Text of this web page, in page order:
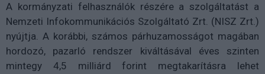
A kormányzati felhasználók részére a szolgáltatást a
Nemzeti Infokommunikációs Szolgáltató Zrt. (NISZ Zrt.)
nyújtja. A korábbi, számos párhuzamosságot magában
hordozó, pazarló rendszer kiváltásával éves szinten
mintegy 4,5 milliárd forint megtakarításra lehet